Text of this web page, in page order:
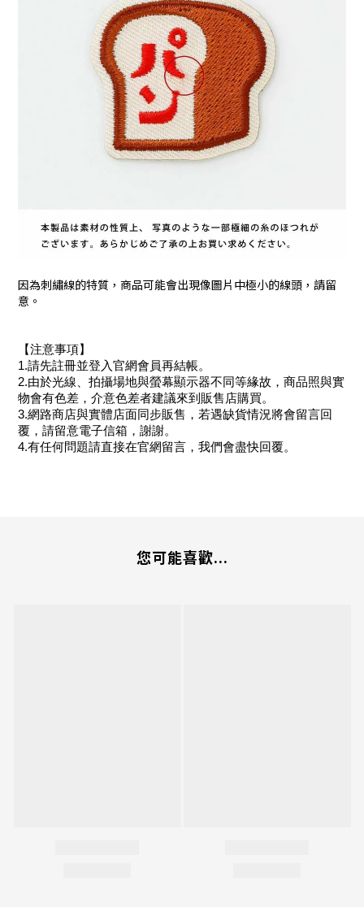
因為刺繡線的特質，商品可能會出現像圖片中極小的線頭，請留
意。
【注意事項】
1.請先註冊並登入官網會員再結帳。
2.由於光線、拍攝場地與螢幕顯示器不同等緣故，商品照與實
物會有色差，介意色差者建議來到販售店購買。
3.網路商店與實體店面同步販售，若遇缺貨情況將會留言回
覆，請留意電子信箱，謝謝。
4.有任何問題請直接在官網留言，我們會盡快回覆。
您可能喜歡...